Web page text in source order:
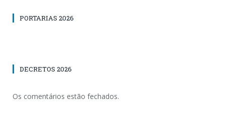
PORTARIAS 2026
DECRETOS 2026
Os comentários estão fechados.